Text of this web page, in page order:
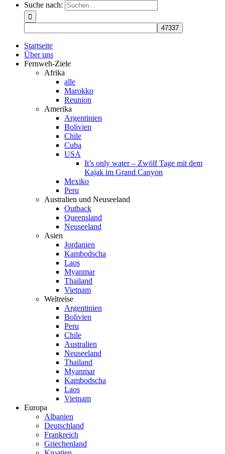
Suche nach:
Startseite
Über uns
Fernweh-Ziele
Afrika
alle
Marokko
Reunion
Amerika
Argentinien
Bolivien
Chile
Cuba
USA
It’s only water – Zwölf Tage mit dem
Kajak im Grand Canyon
Mexiko
Peru
Australien und Neuseeland
Outback
Queensland
Neuseeland
Asien
Jordanien
Kambodscha
Laos
Myanmar
Thailand
Vietnam
Weltreise
Argentinien
Bolivien
Peru
Chile
Australien
Neuseeland
Thailand
Myanmar
Kambodscha
Laos
Vietnam
Europa
Albanien
Deutschland
Frankreich
Griechenland